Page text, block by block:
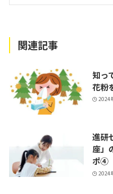
関連記事
知っ
花粉
2024
進研
座」
ポ④
2024